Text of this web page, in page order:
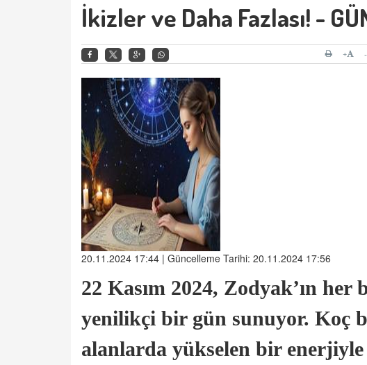
İkizler ve Daha Fazlası! -
-
+
20.11.2024 17:44 | Güncelleme Tarihi: 20.11.2024 17:56
22 Kasım 2024, Zodyak’ın
yenilikçi bir gün sunuyor. Koç
alanlarda yükselen bir enerjiyle